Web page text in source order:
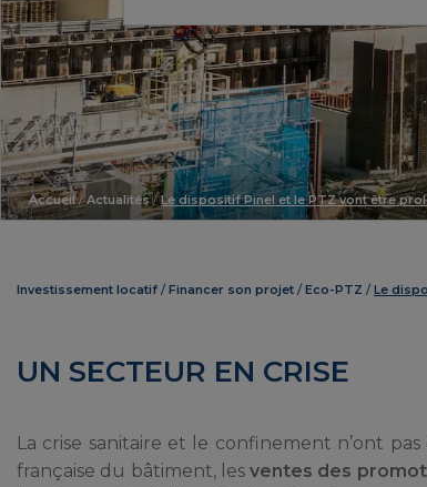
Accueil/Actualités/Le dispositif Pinel et le PTZ vont être
Investissement locatif Financer son projet Eco-PTZ Le
UN SECTEUR EN CRISE
La crise sanitaire et le confinement n’ont
française du bâtiment, lesventes des